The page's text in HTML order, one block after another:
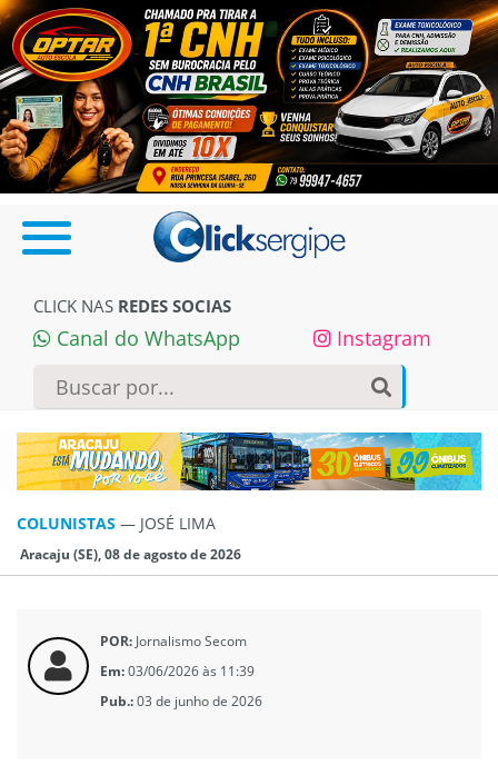
CLICK NAS REDES SOCIAS
Canal do WhatsApp Instagram
COLUNISTAS — JOSÉ LIMA
Aracaju (SE), 08 de agosto de 2026
POR: Jornalismo Secom
Em:03/06/2026 às 11:39
Pub.:03 de junho de 2026